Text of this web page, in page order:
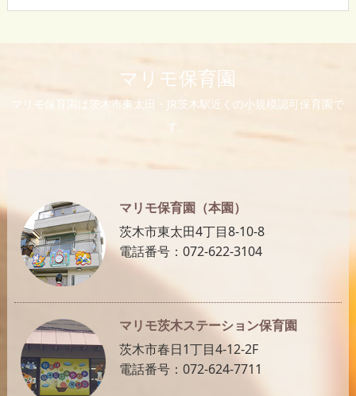
マリモ保育園
マリモ保育園は茨木市東太田・JR茨木駅近くの小規模認可保育園で
す。
マリモ保育園（本園）
茨木市東太田4丁目8-10-8
電話番号：072-622-3104
マリモ茨木ステーション保育園
茨木市春日1丁目4-12-2F
電話番号：072-624-7711